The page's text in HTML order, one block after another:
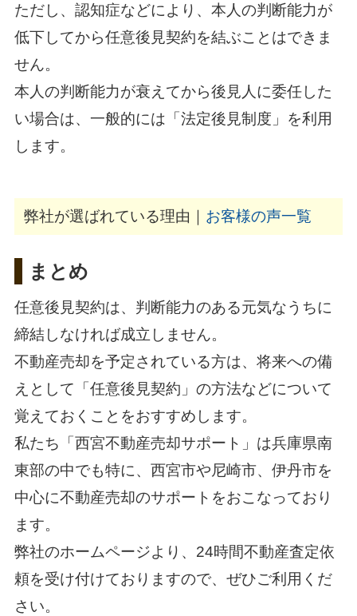
ただし、認知症などにより、本人の判断能力が
低下してから任意後見契約を結ぶことはできま
せん。
本人の判断能力が衰えてから後見人に委任した
い場合は、一般的には「法定後見制度」を利用
します。
弊社が選ばれている理由｜ お客様の声一覧
まとめ
任意後見契約は、判断能力のある元気なうちに
締結しなければ成立しません。
不動産売却を予定されている方は、将来への備
えとして「任意後見契約」の方法などについて
覚えておくことをおすすめします。
私たち「 西宮不動産売却サポート 」は兵庫県南
東部の中でも特に、西宮市や尼崎市、伊丹市を
中心に不動産売却のサポートをおこなっており
ます。
弊社のホームページより、24時間不動産査定依
頼を受け付けておりますので、ぜひご利用くだ
さい。